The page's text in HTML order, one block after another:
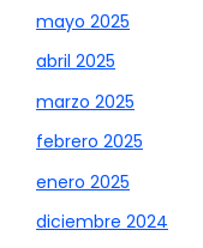
mayo 2025
abril 2025
marzo 2025
febrero 2025
enero 2025
diciembre 2024